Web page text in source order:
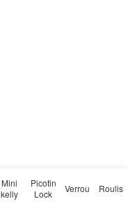
Mini
kelly
Picotin
Lock
Verrou Roulis